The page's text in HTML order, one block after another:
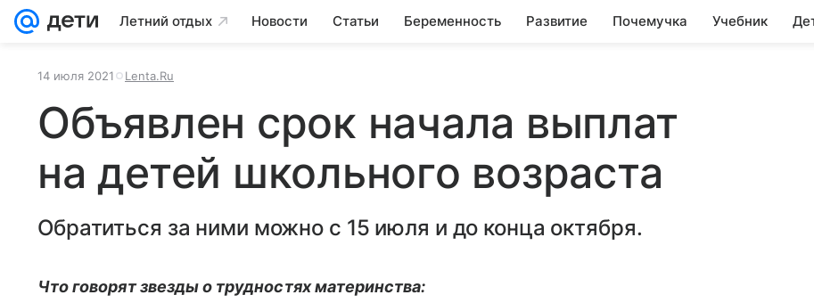
Летний отдых Новости Статьи Беременность Развитие Почемучка Учебник
14 июля 2021 Lenta.Ru
Объявлен срок начала выплат
на детей школьного возраста
Обратиться за ними можно с 15 июля и до конца октября.
Что говорят звезды о трудностях материнства: